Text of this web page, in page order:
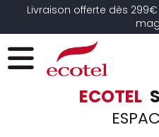
Livraison offerte dès
ECOTEL
Panneau de gestion des cookies